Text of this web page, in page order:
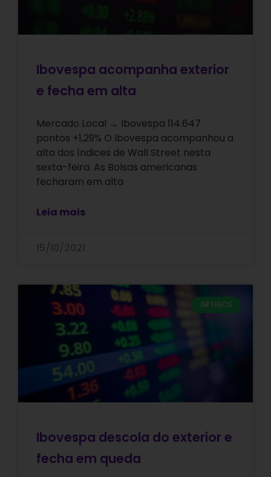
Ibovespa acompanha exterior
e fecha em alta
Mercado Local → Ibovespa 114.647
pontos +1,29% O Ibovespa acompanhou a
alta dos índices de Wall Street nesta
sexta-feira. As Bolsas americanas
fecharam em alta
Leia mais
ARTIGOS
Ibovespa descola do exterior e
fecha em queda